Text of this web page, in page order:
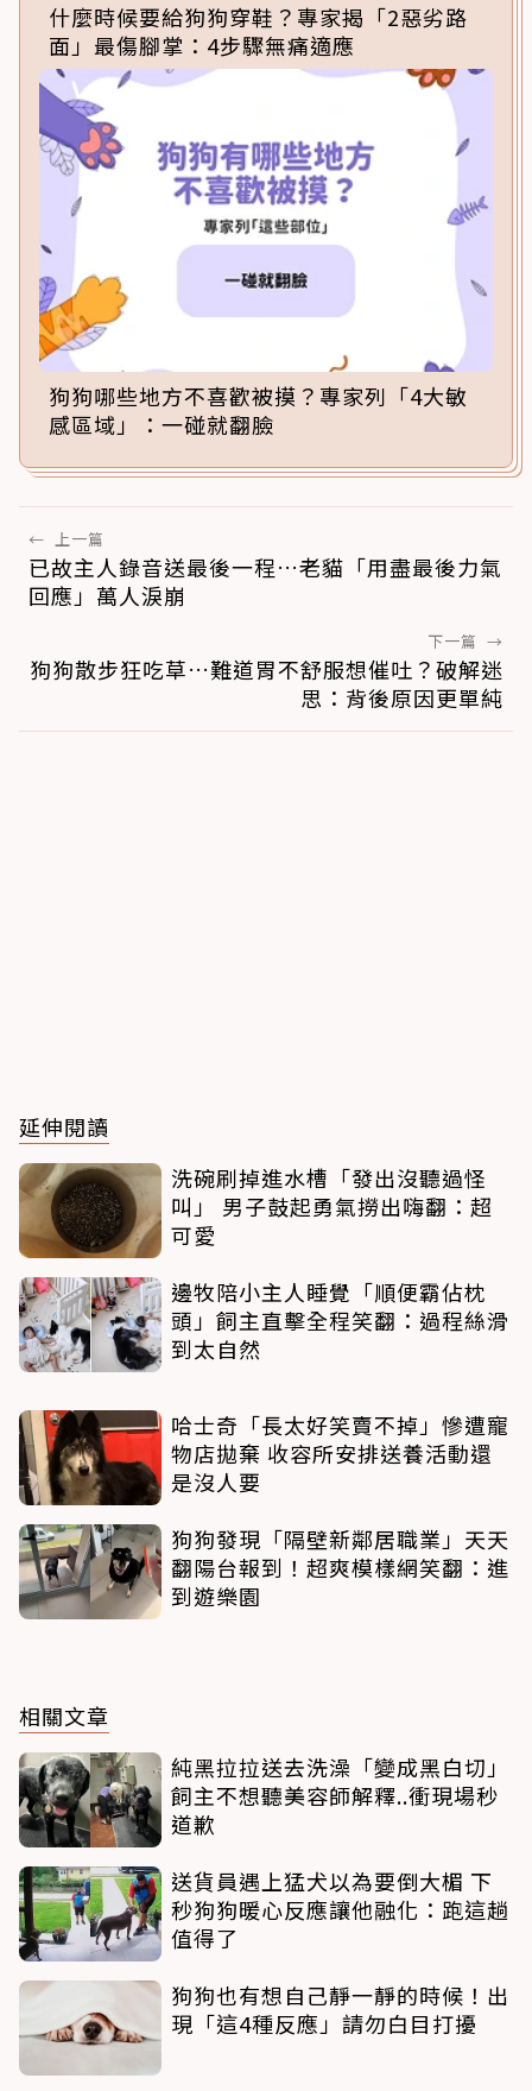
什麼時候要給狗狗穿鞋？專家揭「2惡劣路
面」最傷腳掌：4步驟無痛適應
狗狗哪些地方不喜歡被摸？專家列「4大敏
感區域」：一碰就翻臉
← 上一篇
已故主人錄音送最後一程…老貓「用盡最後力氣
回應」萬人淚崩
下一篇 →
狗狗散步狂吃草…難道胃不舒服想催吐？破解迷
思：背後原因更單純
延伸閱讀
洗碗刷掉進水槽「發出沒聽過怪
叫」 男子鼓起勇氣撈出嗨翻：超
可愛
邊牧陪小主人睡覺「順便霸佔枕
頭」飼主直擊全程笑翻：過程絲滑
到太自然
哈士奇「長太好笑賣不掉」慘遭寵
物店拋棄 收容所安排送養活動還
是沒人要
狗狗發現「隔壁新鄰居職業」天天
翻陽台報到！超爽模樣網笑翻：進
到遊樂園
相關文章
純黑拉拉送去洗澡「變成黑白切」
飼主不想聽美容師解釋..衝現場秒
道歉
送貨員遇上猛犬以為要倒大楣 下
秒狗狗暖心反應讓他融化：跑這趟
值得了
狗狗也有想自己靜一靜的時候！出
現「這4種反應」請勿白目打擾